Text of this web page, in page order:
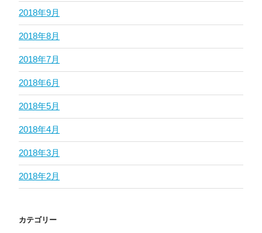
2018年9月
2018年8月
2018年7月
2018年6月
2018年5月
2018年4月
2018年3月
2018年2月
カテゴリー